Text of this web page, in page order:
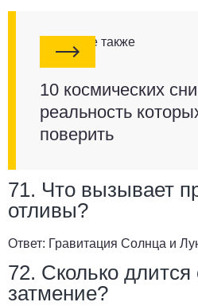
Смотрите также
10 космических
реальность
поверить
71. Что вызывает
отливы?
Ответ: Гравитация Солнца и
72. Сколько длится
затмение?